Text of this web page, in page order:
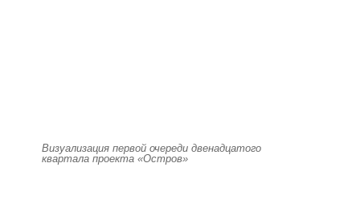
Визуализация первой очереди двенадцатого
квартала проекта «Остров»